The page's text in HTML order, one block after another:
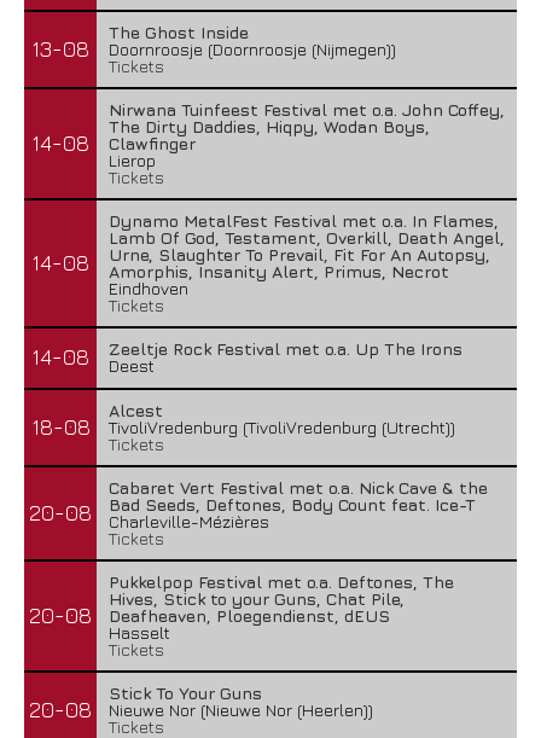
13-08
The Ghost Inside
Doornroosje (Doornroosje (Nijmegen))
Tickets
14-08
Nirwana Tuinfeest Festival met o.a. John Coffey,
The Dirty Daddies, Hiqpy, Wodan Boys,
Clawfinger
Lierop
Tickets
14-08
Dynamo MetalFest Festival met o.a. In Flames,
Lamb Of God, Testament, Overkill, Death Angel,
Urne, Slaughter To Prevail, Fit For An Autopsy,
Amorphis, Insanity Alert, Primus, Necrot
Eindhoven
Tickets
14-08
Zeeltje Rock Festival met o.a. Up The Irons
Deest
18-08
Alcest
TivoliVredenburg (TivoliVredenburg (Utrecht))
Tickets
20-08
Cabaret Vert Festival met o.a. Nick Cave & the
Bad Seeds, Deftones, Body Count feat. Ice-T
Charleville-Mézières
Tickets
20-08
Pukkelpop Festival met o.a. Deftones, The
Hives, Stick to your Guns, Chat Pile,
Deafheaven, Ploegendienst, dEUS
Hasselt
Tickets
20-08
Stick To Your Guns
Nieuwe Nor (Nieuwe Nor (Heerlen))
Tickets